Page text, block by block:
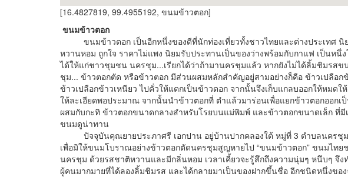
[16.4827819, 99.4955192, ขนมข้าวตอก]
ขนมข้าวตอก
ขนมข้าวตอก เป็นอีกหนึ่งของดีที่นักท่องเที่ยวทั้งชาวไทยและต่างประเทศ นิ
หวานหอม ถูกใจ ราคาไม่แพง นิยมรับประทานเป็นของว่างพร้อมกับกาแฟ เป็นหนึ่
ได้ให้แก่ชาวชุมชน นครชุม...เรียกได้ว่าถ้ามานครชุมแล้ว หากยังไม่ได้ลิ้มชิมรสข
ชุม... ข้าวตอกตัด หรือข้าวตอก มีส่วนผสมหลักสำคัญอยู่สามอย่างก็คือ ข้าวเปลือ
ข้าวเปลือกข้าวเหนียว ไปคั่วให้แตกเป็นข้าวตอก จากนั้นจึงเก็บแกลบออกให้หมด
ให้ละเอียดพอประมาณ จากนั้นนำข้าวตอกที่ ตำแล้วมาร่อนเพื่อแยกข้าวตอกออก
ผสมกับกะทิ ข้าวตอกขนาดกลางสำหรับโรยบนแม่พิมพ์ และข้าวตอกขนาดเล็ก ที่มี
ขนมดูน่าทาน
ปัจจุบันคุณยายประภาศรี เอกปาน อยู่บ้านปากคลองใต้ หมู่ที่ 3 ตำบลนครชุม
เพื่อมิให้ขนมโบราณอย่างข้าวตอกตัดนครชุมสูญหายไป “ขนมข้าวตอก” ขนมไทย
นครชุม ด้วยรสชาติหวานและมีกลิ่นหอม เวลาเคี้ยวจะรู้สึกถึงความนุ่มๆ หนึบๆ
ผู้คนมากมายที่ได้ลองลิ้มชิมรส และได้กลายมาเป็นของฝากขึ้นชื่อ อีกชนิดหนึ่งของ